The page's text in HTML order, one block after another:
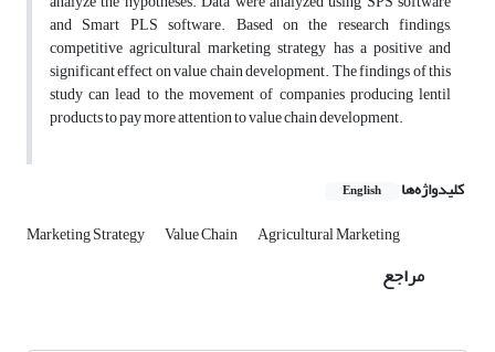
and Smart PLS software. Based on the research findings,
competitive agricultural marketing strategy has a positive and
significant effect on value chain development. The findings of this
study can lead to the movement of companies producing lentil
products to pay more attention to value chain development.
کلیدواژه‌ها English
Marketing Strategy Value Chain Agricultural Marketing
مراجع